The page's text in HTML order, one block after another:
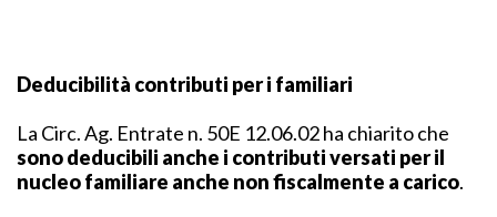
Deducibilità contributi per i familiari
La Circ. Ag. Entrate n. 50E 12.06.02 ha chiarito che
sono deducibili anche i contributi versati per il
nucleo familiare anche non fiscalmente a carico.